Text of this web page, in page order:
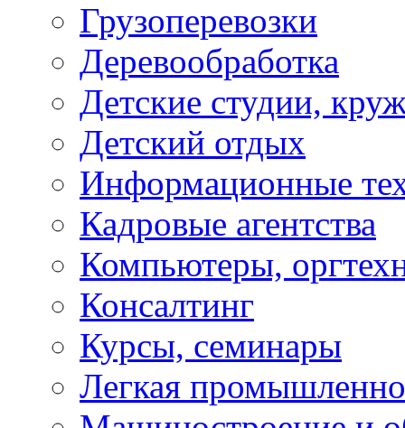
Грузоперевозки
Деревообработка
Детские студии,
Детский отдых
Информационные
Кадровые агентства
Компьютеры,
Консалтинг
Курсы, семинары
Легкая